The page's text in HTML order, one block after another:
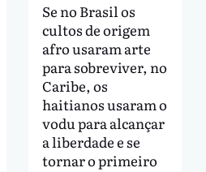
Se no Brasil os
cultos de origem
afro usaram arte
para sobreviver, no
Caribe, os
haitianos usaram o
vodu para alcançar
a liberdade e se
tornar o primeiro